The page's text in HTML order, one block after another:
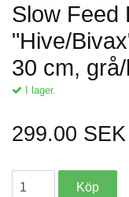
Slow Feed
"Hive/
30 cm,
I lager.
299.00 SEK